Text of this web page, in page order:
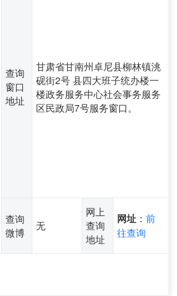
查询
窗口
地址
甘肃省甘南州卓尼县柳林镇洮
砚街2号 县四大班子统办楼一
楼政务服务中心社会事务服务
区民政局7号服务窗口。
查询
微博
无
网上
查询
地址
网址 ：前
往查询